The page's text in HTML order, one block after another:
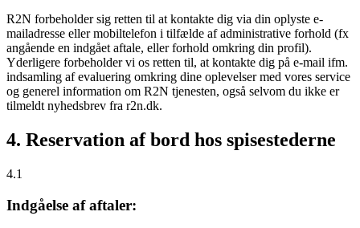
R2N forbeholder sig retten til at kontakte dig via din oplyste e-
mailadresse eller mobiltelefon i tilfælde af administrative forhold (fx
angående en indgået aftale, eller forhold omkring din profil).
Yderligere forbeholder vi os retten til, at kontakte dig på e-mail ifm.
indsamling af evaluering omkring dine oplevelser med vores service
og generel information om R2N tjenesten, også selvom du ikke er
tilmeldt nyhedsbrev fra r2n.dk.
4. Reservation af bord hos spisestederne
4.1
Indgåelse af aftaler: